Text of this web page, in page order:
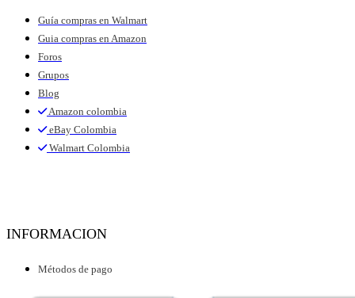
Guía compras en Walmart
Guia compras en Amazon
Foros
Grupos
Blog
Amazon colombia
eBay Colombia
Walmart Colombia
INFORMACION
Métodos de pago